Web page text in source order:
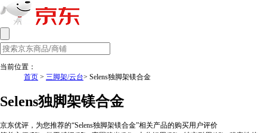
当前位置：
首页 > 三脚架/云台> Selens独脚架镁合金
Selens独脚架镁合金
京东优评，为您推荐的“Selens独脚架镁合金”相关产品的购买用户评价